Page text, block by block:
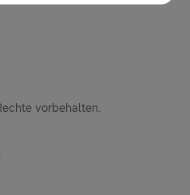
vorbehalten.